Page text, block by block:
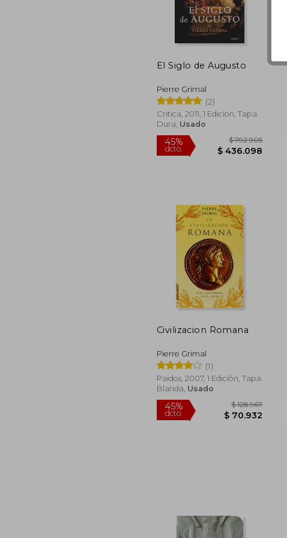
45%
dcto.
El Siglo de Augusto
Pierre Grimal
(2)
Critica, 2011, 1 Edición, Tapa
Dura, Usado
45%
Civilizacion Romana
Pierre Grimal
(1)
Paidos, 2007, 1 Edición, Tapa
Blanda, Usado